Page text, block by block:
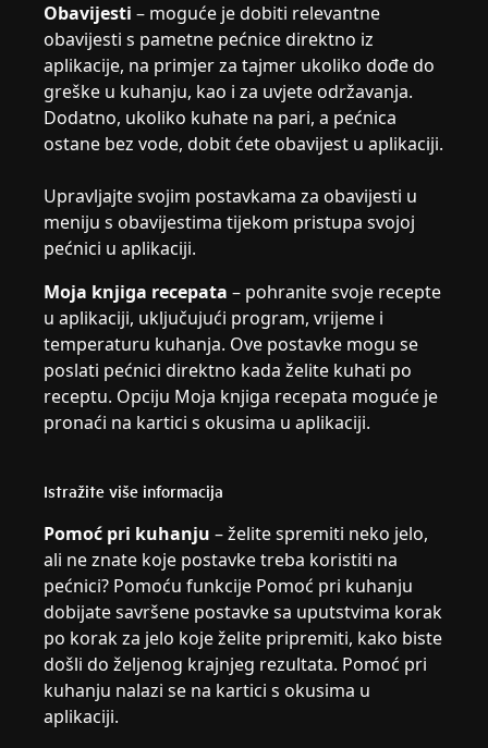
Obavijesti– moguće je dobiti relevantne
obavijesti s pametne pećnice direktno iz
aplikacije, na primjer za tajmer ukoliko dođe do
greške u kuhanju, kao i za uvjete održavanja.
Dodatno, ukoliko kuhate na pari, a pećnica
ostane bez vode, dobit ćete obavijest u aplikaciji.
Upravljajte svojim postavkama za obavijesti u
meniju s obavijestima tijekom pristupa svojoj
pećnici u aplikaciji.
Moja knjiga recepata – pohranite svoje recepte
u aplikaciji, uključujući program, vrijeme i
temperaturu kuhanja. Ove postavke mogu se
poslati pećnici direktno kada želite kuhati po
receptu. Opciju Moja knjiga recepata moguće je
pronaći na kartici s okusima u aplikaciji.
Istražite više informacija
Pomoć pri kuhanju – želite spremiti neko jelo,
ali ne znate koje postavke treba koristiti na
pećnici? Pomoću funkcije Pomoć pri kuhanju
dobijate savršene postavke sa uputstvima korak
po korak za jelo koje želite pripremiti, kako biste
došli do željenog krajnjeg rezultata. Pomoć pri
kuhanju nalazi se na kartici s okusima u
aplikaciji.